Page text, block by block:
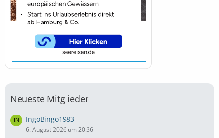
Neueste Mitglieder
IngoBingo1983
6. August 2026 um 20:36